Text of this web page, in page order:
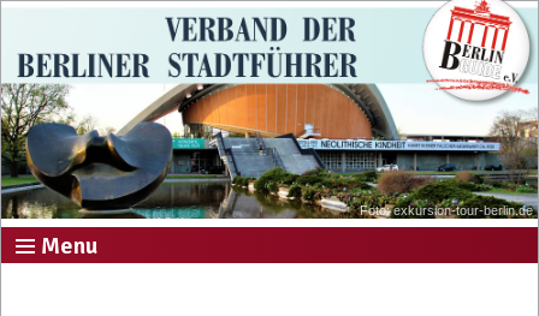
Foto: exkursion-tour-berlin.de
Menu